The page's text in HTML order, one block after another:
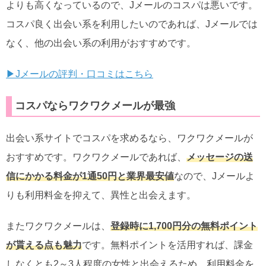
よりも高くなっているので、Jメールのコスパは悪いです。
コスパ良く出会い系を利用したいのであれば、Jメールでは
なく、他の出会い系の利用がおすすめです。
▶Jメールの評判・口コミはこちら
コスパならワクワクメールが最強
出会い系サイトでコスパを求めるなら、ワクワクメールが
おすすめです。ワクワクメールであれば、 メッセージの送
信にかかる料金が1通50円と業界最安値なので、Jメールよ
りも利用料金を抑えて、異性と出会えます。
またワクワクメールは、 登録時に1,700円分の無料ポイント
が貰える点も魅力です。無料ポイントを活用すれば、課金